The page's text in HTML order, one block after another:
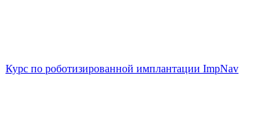
Курс по роботизированной имплантации ImpNav